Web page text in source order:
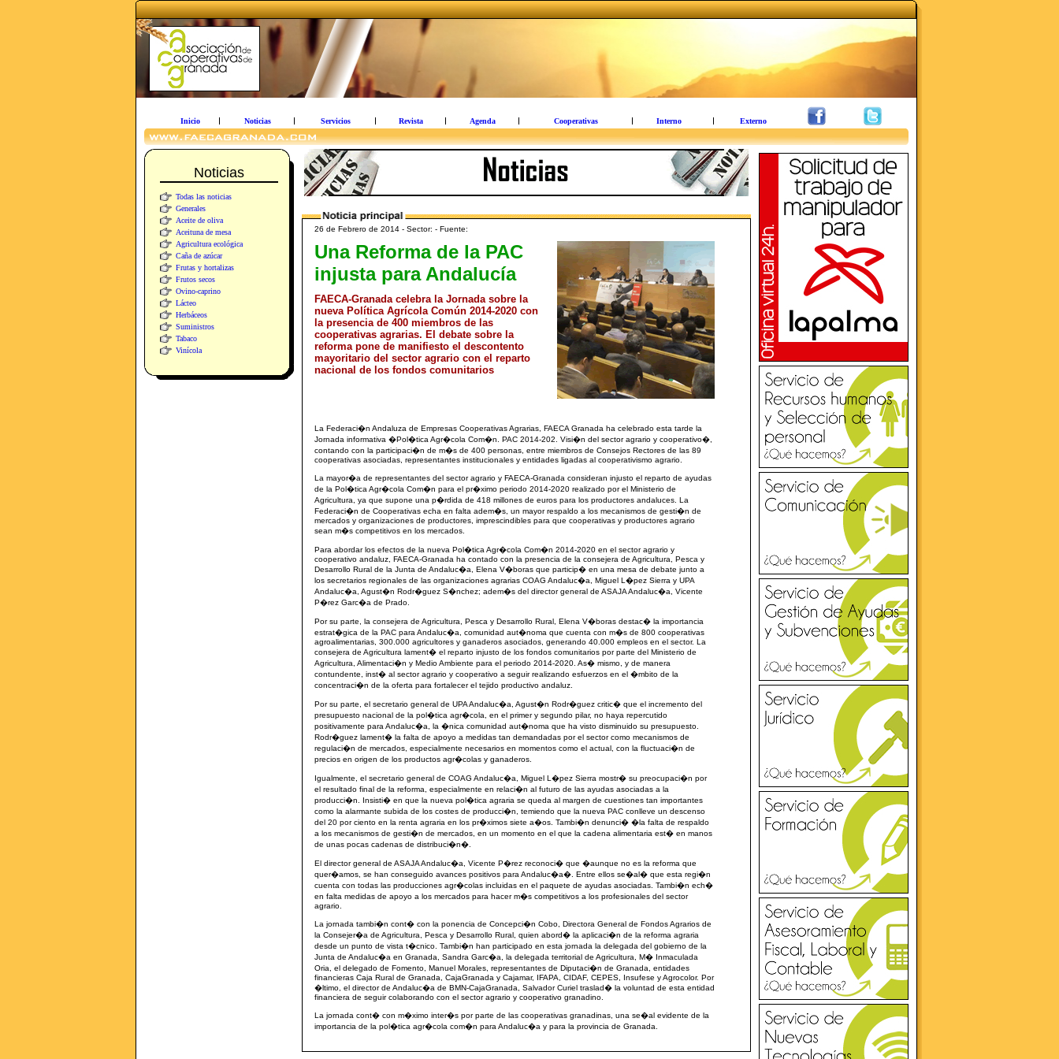
Inicio Noticias Servicios Revista Agenda Cooperativas Interno Externo
Noticias
Todas las noticias
Generales
Aceite de oliva
Aceituna de mesa
Agricultura ecológica
Caña de azúcar
Frutas y hortalizas
Frutos secos
Ovino-caprino
Lácteo
Herbáceos
Suministros
Tabaco
Vinícola
26 de Febrero de 2014 - Sector: - Fuente:
Una Reforma de la PAC
injusta para Andalucía
FAECA-Granada celebra la Jornada sobre la
nueva Política Agrícola Común 2014-2020 con
la presencia de 400 miembros de las
cooperativas agrarias. El debate sobre la
reforma pone de manifiesto el descontento
mayoritario del sector agrario con el reparto
nacional de los fondos comunitarios
La Federaci�n Andaluza de Empresas Cooperativas Agrarias, FAECA Granada ha celebrado esta tarde la
Jornada informativa �Pol�tica Agr�cola Com�n. PAC 2014-202. Visi�n del sector agrario y cooperativo�,
contando con la participaci�n de m�s de 400 personas, entre miembros de Consejos Rectores de las 89
cooperativas asociadas, representantes institucionales y entidades ligadas al cooperativismo agrario.
La mayor�a de representantes del sector agrario y FAECA-Granada consideran injusto el reparto de ayudas
de la Pol�tica Agr�cola Com�n para el pr�ximo periodo 2014-2020 realizado por el Ministerio de
Agricultura, ya que supone una p�rdida de 418 millones de euros para los productores andaluces. La
Federaci�n de Cooperativas echa en falta adem�s, un mayor respaldo a los mecanismos de gesti�n de
mercados y organizaciones de productores, imprescindibles para que cooperativas y productores agrario
sean m�s competitivos en los mercados.
Para abordar los efectos de la nueva Pol�tica Agr�cola Com�n 2014-2020 en el sector agrario y
cooperativo andaluz, FAECA-Granada ha contado con la presencia de la consejera de Agricultura, Pesca y
Desarrollo Rural de la Junta de Andaluc�a, Elena V�boras que particip� en una mesa de debate junto a
los secretarios regionales de las organizaciones agrarias COAG Andaluc�a, Miguel L�pez Sierra y UPA
Andaluc�a, Agust�n Rodr�guez S�nchez; adem�s del director general de ASAJA Andaluc�a, Vicente
P�rez Garc�a de Prado.
Por su parte, la consejera de Agricultura, Pesca y Desarrollo Rural, Elena V�boras destac� la importancia
estrat�gica de la PAC para Andaluc�a, comunidad aut�noma que cuenta con m�s de 800 cooperativas
agroalimentarias, 300.000 agricultores y ganaderos asociados, generando 40.000 empleos en el sector. La
consejera de Agricultura lament� el reparto injusto de los fondos comunitarios por parte del Ministerio de
Agricultura, Alimentaci�n y Medio Ambiente para el periodo 2014-2020. As� mismo, y de manera
contundente, inst� al sector agrario y cooperativo a seguir realizando esfuerzos en el �mbito de la
concentraci�n de la oferta para fortalecer el tejido productivo andaluz.
Por su parte, el secretario general de UPA Andaluc�a, Agust�n Rodr�guez critic� que el incremento del
presupuesto nacional de la pol�tica agr�cola, en el primer y segundo pilar, no haya repercutido
positivamente para Andaluc�a, la �nica comunidad aut�noma que ha visto disminuido su presupuesto.
Rodr�guez lament� la falta de apoyo a medidas tan demandadas por el sector como mecanismos de
regulaci�n de mercados, especialmente necesarios en momentos como el actual, con la fluctuaci�n de
precios en origen de los productos agr�colas y ganaderos.
Igualmente, el secretario general de COAG Andaluc�a, Miguel L�pez Sierra mostr� su preocupaci�n por
el resultado final de la reforma, especialmente en relaci�n al futuro de las ayudas asociadas a la
producci�n. Insisti� en que la nueva pol�tica agraria se queda al margen de cuestiones tan importantes
como la alarmante subida de los costes de producci�n, temiendo que la nueva PAC conlleve un descenso
del 20 por ciento en la renta agraria en los pr�ximos siete a�os. Tambi�n denunci� �la falta de respaldo
a los mecanismos de gesti�n de mercados, en un momento en el que la cadena alimentaria est� en manos
de unas pocas cadenas de distribuci�n�.
El director general de ASAJA Andaluc�a, Vicente P�rez reconoci� que �aunque no es la reforma que
quer�amos, se han conseguido avances positivos para Andaluc�a�. Entre ellos se�al� que esta regi�n
cuenta con todas las producciones agr�colas incluidas en el paquete de ayudas asociadas. Tambi�n ech�
en falta medidas de apoyo a los mercados para hacer m�s competitivos a los profesionales del sector
agrario.
La jornada tambi�n cont� con la ponencia de Concepci�n Cobo, Directora General de Fondos Agrarios de
la Consejer�a de Agricultura, Pesca y Desarrollo Rural, quien abord� la aplicaci�n de la reforma agraria
desde un punto de vista t�cnico. Tambi�n han participado en esta jornada la delegada del gobierno de la
Junta de Andaluc�a en Granada, Sandra Garc�a, la delegada territorial de Agricultura, M� Inmaculada
Oria, el delegado de Fomento, Manuel Morales, representantes de Diputaci�n de Granada, entidades
financieras Caja Rural de Granada, CajaGranada y Cajamar, IFAPA, CIDAF, CEPES, Insufese y Agrocolor. Por
�ltimo, el director de Andaluc�a de BMN-CajaGranada, Salvador Curiel traslad� la voluntad de esta entidad
financiera de seguir colaborando con el sector agrario y cooperativo granadino.
La jornada cont� con m�ximo inter�s por parte de las cooperativas granadinas, una se�al evidente de la
importancia de la pol�tica agr�cola com�n para Andaluc�a y para la provincia de Granada.